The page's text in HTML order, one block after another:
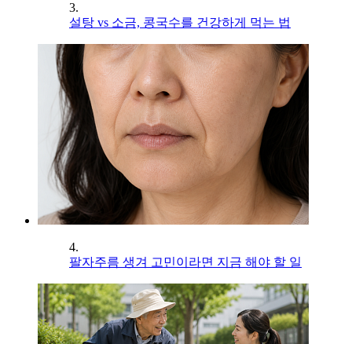
3.
설탕 vs 소금, 콩국수를 건강하게 먹는 법
4.
팔자주름 생겨 고민이라면 지금 해야 할 일